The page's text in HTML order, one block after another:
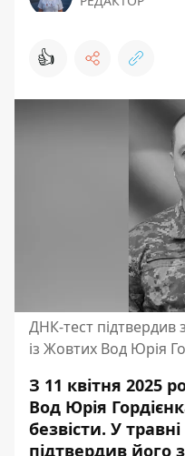
👍
ДНК-тест підтвердив
із Жовтих Вод Юрія
З 11 квітня 2025
Вод Юрія
безвісти. У
підтвердив його